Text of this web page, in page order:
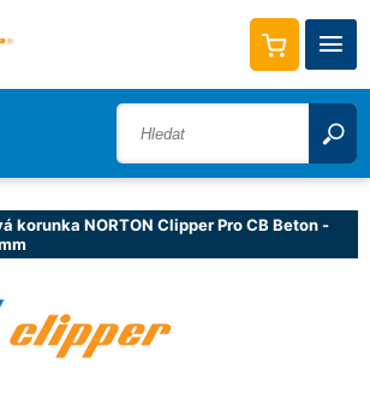
korunka NORTON Clipper Pro CB Beton -